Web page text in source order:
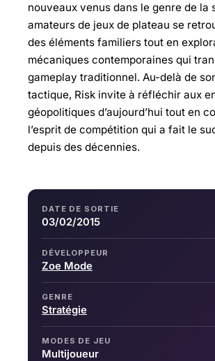
nouveaux venus dans le genre de la
amateurs de jeux de plateau se
des éléments familiers tout en
mécaniques contemporaines qui
gameplay traditionnel. Au-delà de
tactique, Risk invite à réfléchir aux
géopolitiques d’aujourd’hui tout en
l’esprit de compétition qui a fait le
depuis des décennies.
DATE DE SORTIE
03/02/2015
DÉVELOPPEUR
Zoe Mode
GENRE
Stratégie
MODES DE JEU
Multijoueur